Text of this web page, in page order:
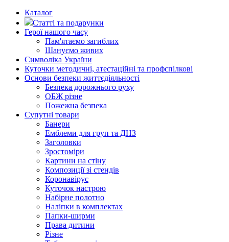
Каталог
Статті та подарунки
Герої нашого часу
Пам'ятаємо загиблих
Шануємо живих
Символіка України
Куточки методичні, атестаційні та профспілкові
Основи безпеки життєдіяльності
Безпека дорожнього руху
ОБЖ різне
Пожежна безпека
Супутні товари
Банери
Емблеми для груп та ДНЗ
Заголовки
Зростоміри
Картини на стіну
Композиції зі стендів
Коронавірус
Куточок настрою
Набірне полотно
Наліпки в комплектах
Папки-ширми
Права дитини
Різне